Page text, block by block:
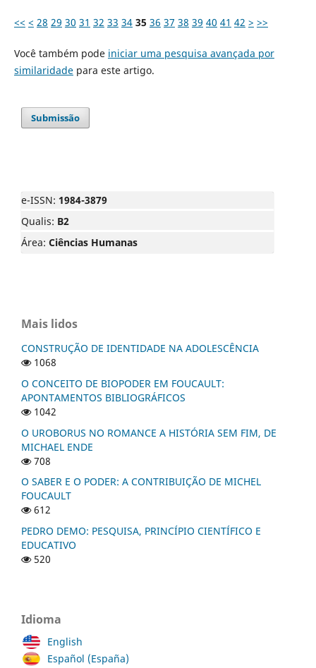
<< < 28 29 30 31 32 33 34 35 36 37 38 39 40 41 42 > >>
Você também pode iniciar uma pesquisa avançada por
similaridadepara este artigo.
Submissão
e-ISSN: 1984-3879
Qualis: B2
Área: Ciências Humanas
Mais lidos
CONSTRUÇÃO DE IDENTIDADE NA ADOLESCÊNCIA
1068
O CONCEITO DE BIOPODER EM FOUCAULT:
APONTAMENTOS BIBLIOGRÁFICOS
1042
O UROBORUS NO ROMANCE A HISTÓRIA SEM FIM, DE
MICHAEL ENDE
708
O SABER E O PODER: A CONTRIBUIÇÃO DE MICHEL
FOUCAULT
612
PEDRO DEMO: PESQUISA, PRINCÍPIO CIENTÍFICO E
EDUCATIVO
520
Idioma
English
Español (España)